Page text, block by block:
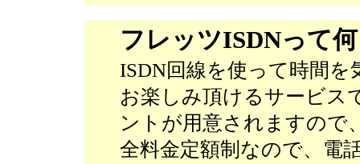
フレッツISDNって
ISDN回線を使って時間
お楽しみ頂けるサービス
ントが用意されますので
全料金定額制なので、電